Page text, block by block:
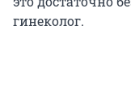
гинеколог.